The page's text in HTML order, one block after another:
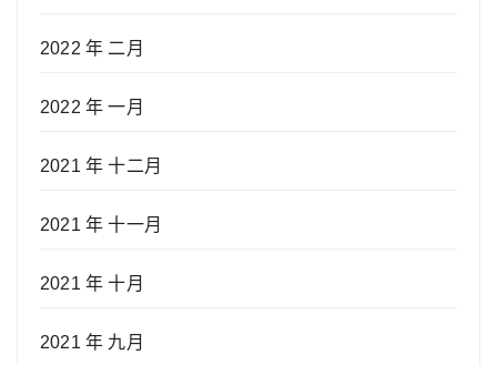
2022 年 二月
2022 年 一月
2021 年 十二月
2021 年 十一月
2021 年 十月
2021 年 九月